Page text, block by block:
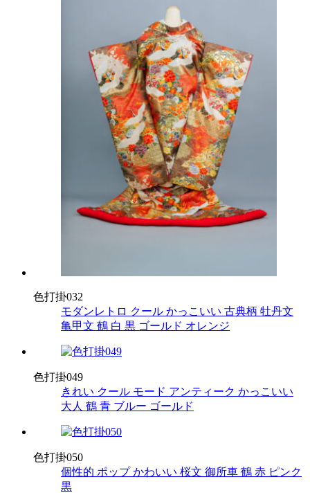
色打掛032
モダンレトロ クール かっこいい 古典柄 牡丹文
亀甲文 鶴 白 黒 ゴールド オレンジ
色打掛049
きれい クール モード アンティーク かっこいい
大人 鶴 青 ブルー ゴールド
色打掛050
個性的 ポップ かわいい 桜文 御所車 鶴 赤 ピンク
黒